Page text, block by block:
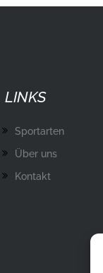
LINKS
Sportarten
Über uns
Kontakt